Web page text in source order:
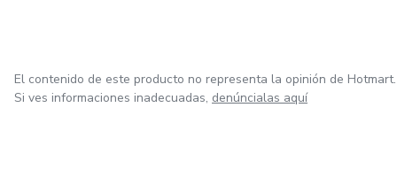
El contenido de este producto no representa la opinión de Hotmart.
Si ves informaciones inadecuadas, denúncialas aquí